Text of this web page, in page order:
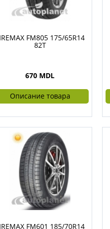
FM805 175/65R14
82T
670 MDL
Описание товара
FM601 185/70R14